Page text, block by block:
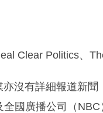
Clear Politics、
沒有詳細報道新
國廣播公司（